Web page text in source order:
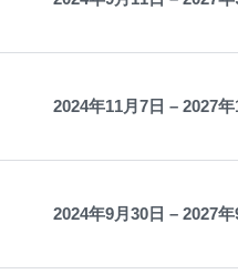
2024年11月7日 – 2027年
2024年9月30日 – 2027年